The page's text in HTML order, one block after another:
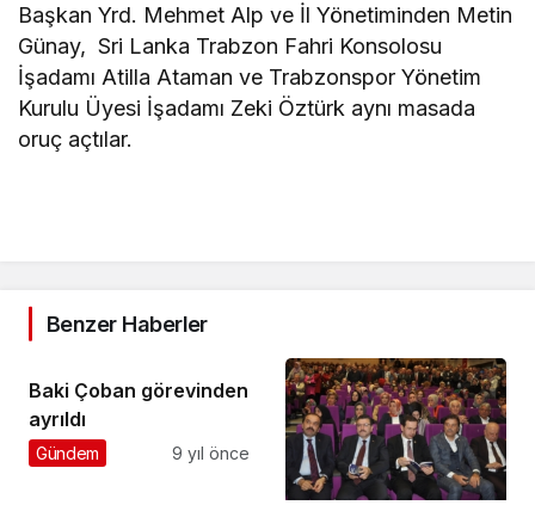
Başkan Yrd. Mehmet Alp ve İl Yönetiminden Metin
Günay, Sri Lanka Trabzon Fahri Konsolosu
İşadamı Atilla Ataman ve Trabzonspor Yönetim
Kurulu Üyesi İşadamı Zeki Öztürk aynı masada
oruç açtılar.
Benzer Haberler
Baki Çoban görevinden
ayrıldı
Gündem 9 yıl önce